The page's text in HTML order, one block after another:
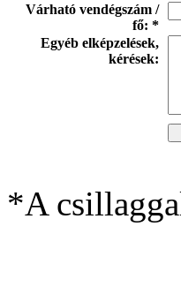
Várható vendégszám /
fő: *
Egyéb elképzelések,
kérések:
*A